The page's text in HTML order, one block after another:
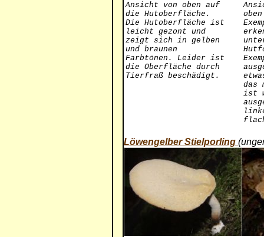
Ansicht von oben auf
die Hutoberfläche.
Die Hutoberfläche ist
leicht gezont und
zeigt sich in gelben
und braunen
Farbtönen. Leider ist
die Oberfläche durch
Tierfraß beschädigt.
das
ist
Löwengelber Stielporling